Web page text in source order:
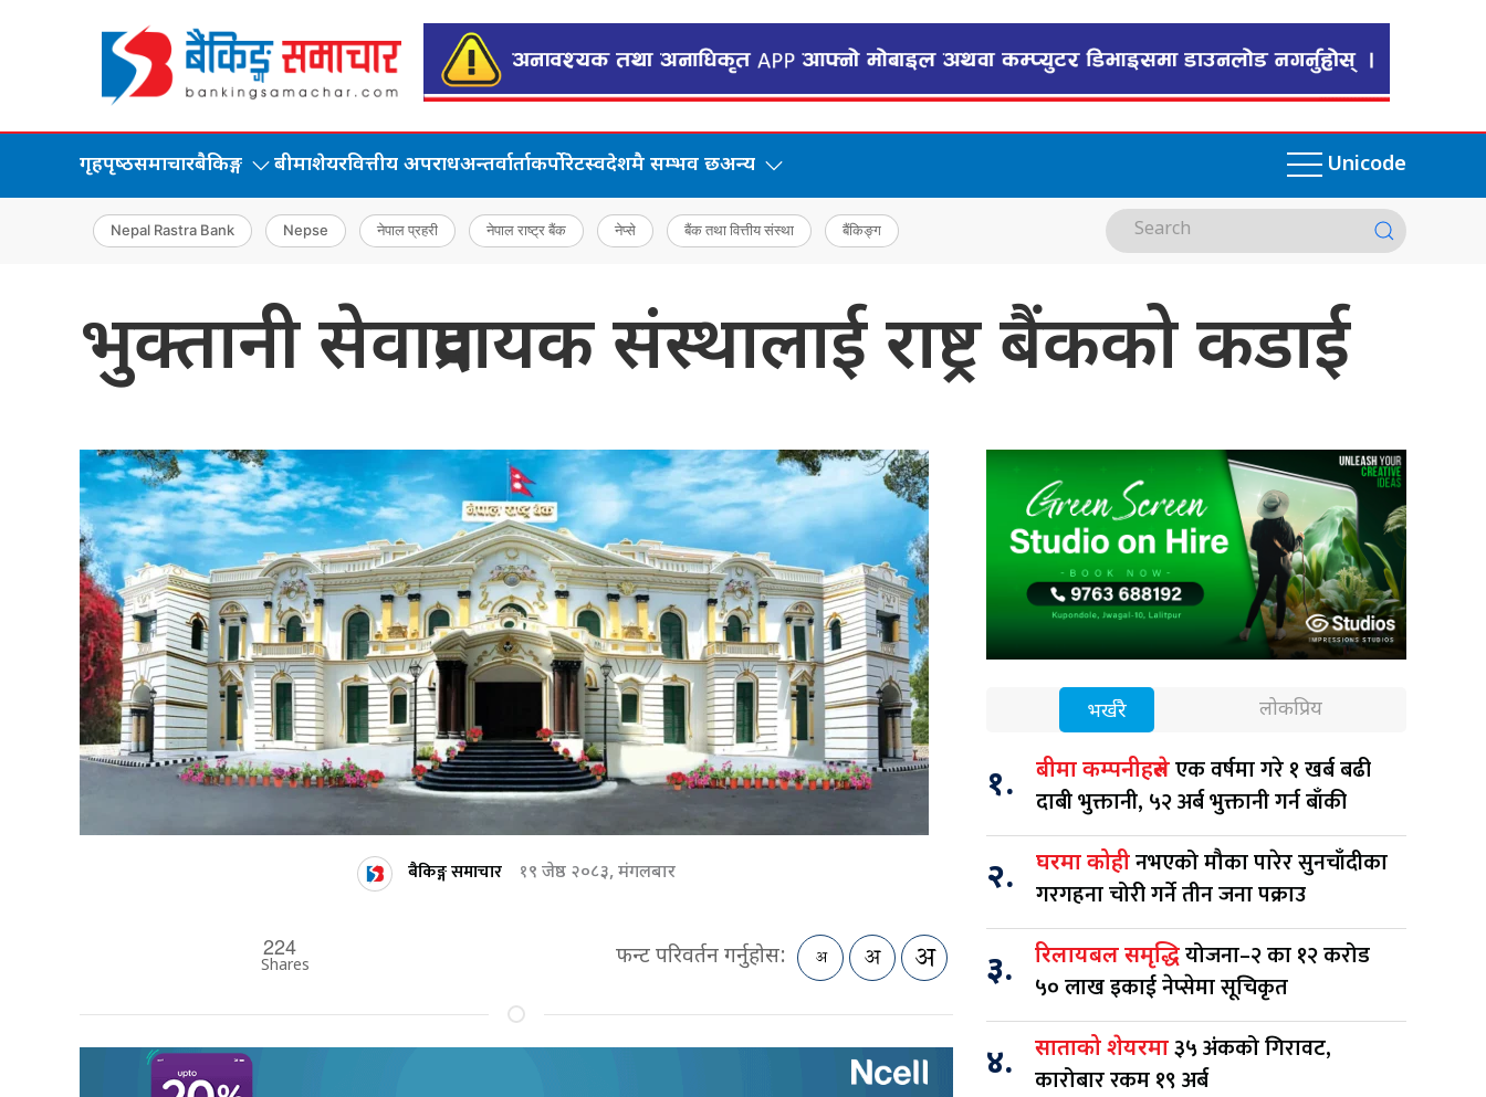
गृहपृष्‍ठसमाचारबैकिङ्ग बीमाशेयरवित्तीय अपराधअन्तर्वार्ताकर्पोरेटस्वदेशमै सम्भव छअन्य Unicode
Nepal Rastra Bank Nepse नेपाल प्रहरी नेपाल राष्ट्र बैंक नेप्से बैंक तथा वित्तीय संस्था बैंकिङ्ग
भुक्तानी सेवाप्रदायक संस्थालाई राष्ट्र बैंकको कडाई
बैकिङ्ग समाचार १९ जेष्ठ २०८३, मंगलबार
224
Shares फन्ट परिवर्तन गर्नुहोस:
भर्खरै लोकप्रिय
१. बीमा कम्पनीहरुलेएक वर्षमा गरे १ खर्ब बढी
दाबी भुक्तानी, ५२ अर्ब भुक्तानी गर्न बाँकी
२. घरमा कोहीनभएको मौका पारेर सुनचाँदीका
गरगहना चोरी गर्ने तीन जना पक्राउ
३. रिलायबल समृद्धियोजना–२ का १२ करोड
५० लाख इकाई नेप्सेमा सूचिकृत
४. साताको शेयरमा३५ अंकको गिरावट,
कारोबार रकम १९ अर्ब